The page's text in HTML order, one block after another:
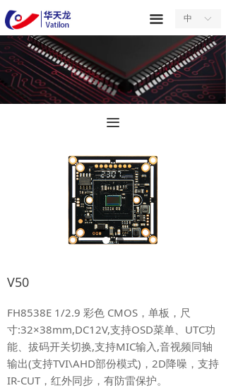
끀
首页
关于我们
产品中心
ꀅ
中
V50
FH8538E 1/2.9 彩色 CMOS，单板，尺
寸:32×38mm,DC12V,支持OSD菜单、UTC功
能、拔码开关切换,支持MIC输入,音视频同轴
输出(支持TVI\AHD部份模式)，2D降噪，支持
IR-CUT，红外同步，有防雷保护。
끀